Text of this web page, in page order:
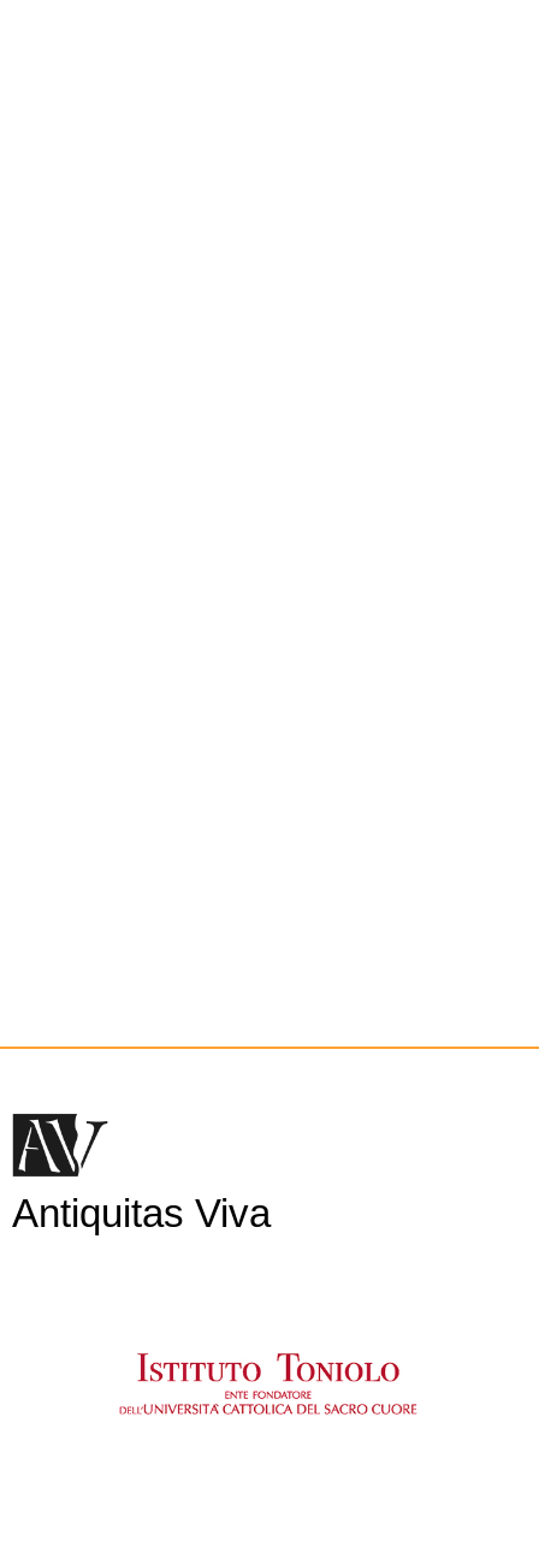
Antiquitas Viva